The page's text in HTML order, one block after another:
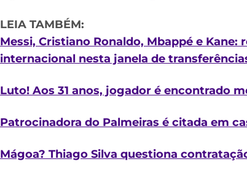
LEIA TAMBÉM:
Messi, Cristiano Ronaldo, Mbappé e Kane:
internacional nesta janela de
Luto! Aos 31 anos, jogador é encontrado
Patrocinadora do Palmeiras é citada em
Mágoa? Thiago Silva questiona